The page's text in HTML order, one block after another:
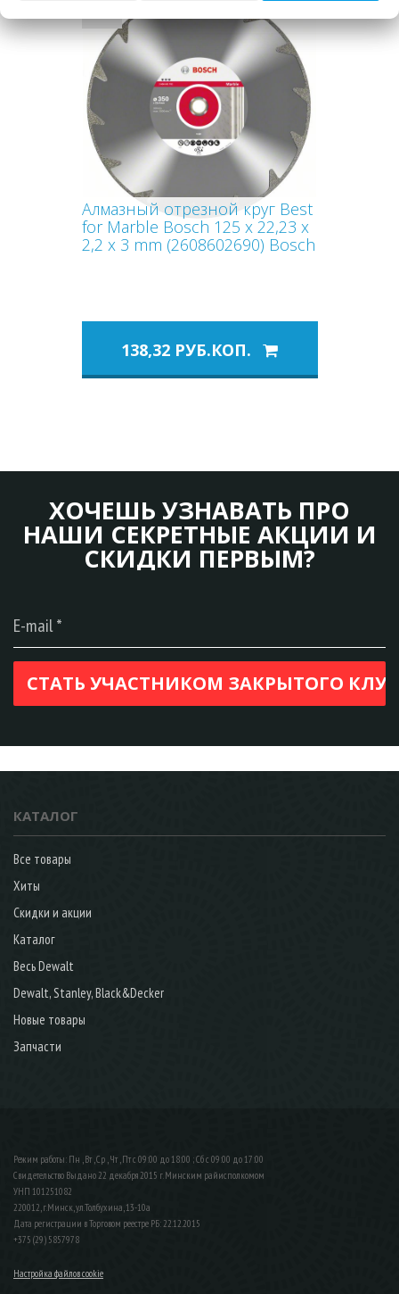
Алмазный отрезной круг Best
for Marble Bosch 125 x 22,23 x
2,2 x 3 mm (2608602690) Bosch
138,32 РУБ.КОП.
ХОЧЕШЬ УЗНАВАТЬ ПРО
НАШИ СЕКРЕТНЫЕ АКЦИИ И
СКИДКИ ПЕРВЫМ?
КАТАЛОГ
Все товары
Хиты
Скидки и акции
Каталог
Весь Dewalt
Dewalt, Stanley, Black&Decker
Новые товары
Запчасти
Режим работы: Пн , Вт , Ср , Чт , Пт c 09:00 до 18:00 ; Сб c 09:00 до 17:00
Свидетельство Выдано 22 декабря 2015 г. Минским райисполкомом
УНП 101251082
220012, г.Минск, ул.Толбухина, 13-10а
Дата регистрации в Торговом реестре РБ: 22.12.2015
+375 (29) 5857978
Настройка файлов cookie